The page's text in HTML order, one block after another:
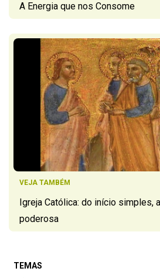
A Energia que nos Consome
VEJA TAMBÉM
Igreja Católica: do início simples,
poderosa
TEMAS